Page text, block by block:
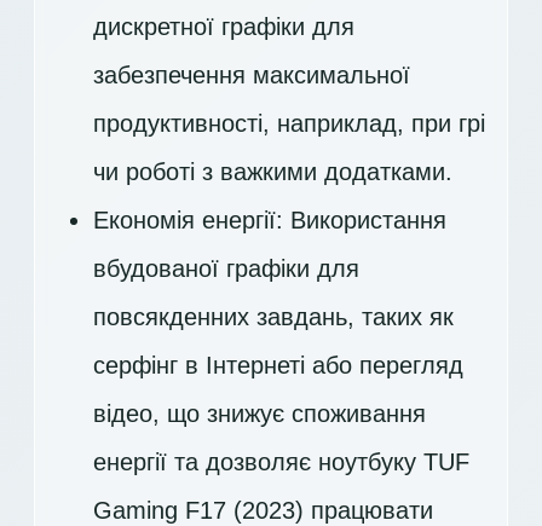
дискретної графіки для
забезпечення максимальної
продуктивності, наприклад, при грі
чи роботі з важкими додатками.
Економія енергії: Використання
вбудованої графіки для
повсякденних завдань, таких як
серфінг в Інтернеті або перегляд
відео, що знижує споживання
енергії та дозволяє ноутбуку TUF
Gaming F17 (2023) працювати